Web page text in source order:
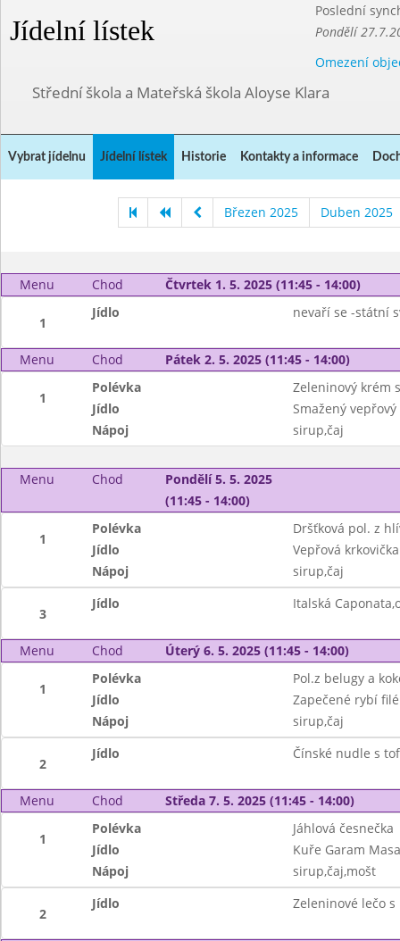
Jídelní lístek
Poslední
Pondělí
Omezení
Střední škola a Mateřská škola Aloyse Klara
Vybrat jídelnu Jídelní lístek Historie Kontakty a informace
Březen 2025 Duben 2025
Menu Chod Čtvrtek 1. 5. 2025 (11:45 - 14:00)
1
Jídlo nevaří se -státní
Menu Chod Pátek 2. 5. 2025 (11:45 - 14:00)
1
Polévka
Zeleninový krém
Jídlo
Smažený
Nápoj
sirup,čaj
Menu Chod
Pondělí 5. 5. 2025
(11:45 - 14:00)
1
Polévka
Dršťková pol. z
Jídlo
Vepřová
Nápoj
sirup,čaj
3
Jídlo Italská
Menu Chod Úterý 6. 5. 2025 (11:45 - 14:00)
1
Polévka
Pol.z belugy a
Jídlo
Zapečené rybí
Nápoj
sirup,čaj
2
Jídlo Čínské nudle s
Menu Chod Středa 7. 5. 2025 (11:45 - 14:00)
1
Polévka
Jáhlová česnečka
Jídlo
Kuře Garam
Nápoj
sirup,čaj,mošt
2
Jídlo Zeleninové lečo